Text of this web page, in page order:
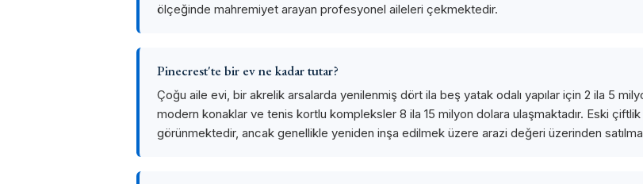
ölçeğinde mahremiyet arayan profesyonel aileleri çekmektedir.
Pinecrest'te bir ev ne kadar tutar?
Çoğu aile evi, bir akrelik arsalarda yenilenmiş dört ila beş yatak odalı yapılar için 2 ila 5
modern konaklar ve tenis kortlu kompleksler 8 ila 15 milyon dolara ulaşmaktadır. Eski çiftlik
görünmektedir, ancak genellikle yeniden inşa edilmek üzere arazi değeri üzerinden